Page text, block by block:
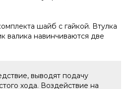
шайб с гайкой. Втулка
валика навинчиваются две
выводят подачу
хода. Воздействие на